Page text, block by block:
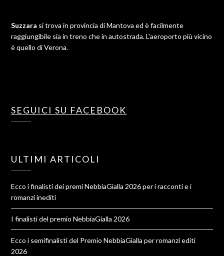
Suzzara si trova in provincia di Mantova ed è facilmente
raggiungibile sia in treno che in autostrada. L'aeroporto più vicino
è quello di Verona.
SEGUICI SU FACEBOOK
ULTIMI ARTICOLI
Ecco i finalisti dei premi NebbiaGialla 2026 per i racconti e i
romanzi inediti
I finalisti del premio NebbiaGialla 2026
Ecco i semifinalisti del Premio NebbiaGialla per romanzi editi
2026